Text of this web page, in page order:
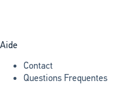
Aide
Contact
Questions Frequentes